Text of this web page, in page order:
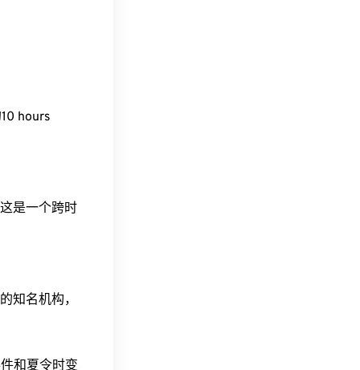
hours
是一个跨时
知名机构，
和夏令时变